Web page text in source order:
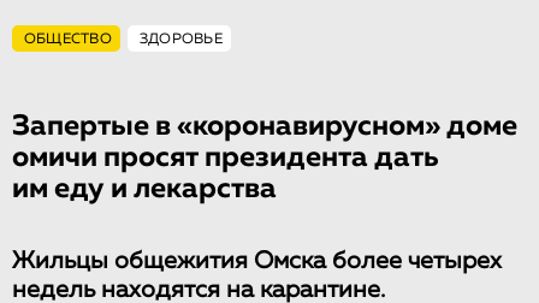
ОБЩЕСТВО ЗДОРОВЬЕ
Запертые в «коро­на­ви­рус­ном» доме
омичи просят президента дать
им еду и лекарства
Жильцы общежития Омска более четырех
недель находятся на карантине.